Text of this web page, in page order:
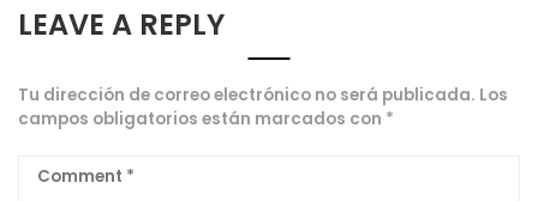
LEAVE A REPLY
Tu dirección de correo electrónico no será publicada. Los
campos obligatorios están marcados con *